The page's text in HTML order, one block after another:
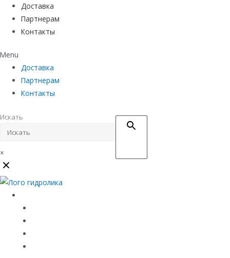
Доставка
Партнерам
Контакты
Menu
Доставка
Партнерам
Контакты
Искать
×